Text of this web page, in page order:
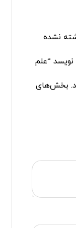
نشده
“علم
بخش‌های